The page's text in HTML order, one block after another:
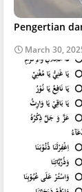
Pengertian
March 30,